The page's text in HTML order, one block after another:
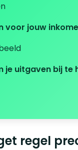
voor jouw
je uitgaven bij te
regel